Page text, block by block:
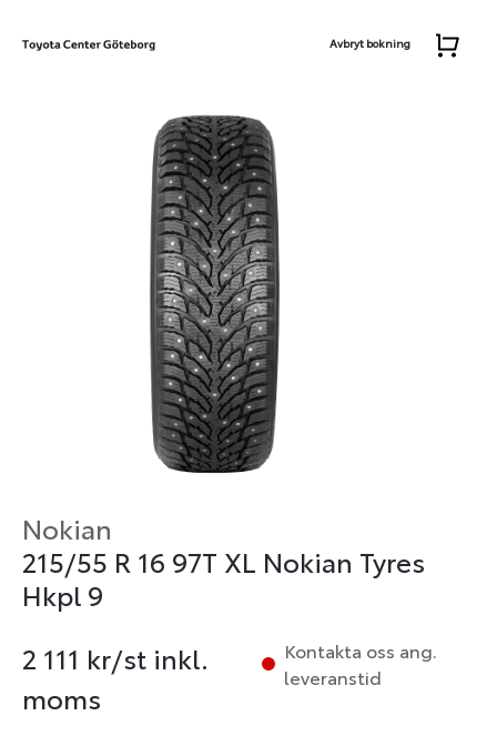
Avbryt bokning
Nokian
215/55 R 16 97T XL Nokian Tyres
Hkpl 9
2 111 kr/st inkl.
moms
Kontakta oss ang.
leveranstid